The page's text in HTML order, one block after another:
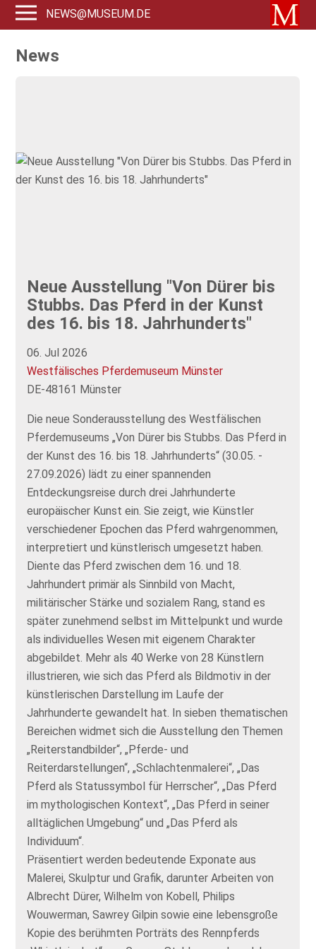
NEWS@MUSEUM.DE
News
Neue Ausstellung "Von Dürer bis
Stubbs. Das Pferd in der Kunst
des 16. bis 18. Jahrhunderts"
06. Jul 2026
Westfälisches Pferdemuseum Münster
DE-48161 Münster
Die neue Sonderausstellung des Westfälischen
Pferdemuseums „Von Dürer bis Stubbs. Das Pferd in
der Kunst des 16. bis 18. Jahrhunderts“ (30.05. -
27.09.2026) lädt zu einer spannenden
Entdeckungsreise durch drei Jahrhunderte
europäischer Kunst ein. Sie zeigt, wie Künstler
verschiedener Epochen das Pferd wahrgenommen,
interpretiert und künstlerisch umgesetzt haben.
Diente das Pferd zwischen dem 16. und 18.
Jahrhundert primär als Sinnbild von Macht,
militärischer Stärke und sozialem Rang, stand es
später zunehmend selbst im Mittelpunkt und wurde
als individuelles Wesen mit eigenem Charakter
abgebildet. Mehr als 40 Werke von 28 Künstlern
illustrieren, wie sich das Pferd als Bildmotiv in der
künstlerischen Darstellung im Laufe der
Jahrhunderte gewandelt hat. In sieben thematischen
Bereichen widmet sich die Ausstellung den Themen
„Reiterstandbilder“, „Pferde- und
Reiterdarstellungen“, „Schlachtenmalerei“, „Das
Pferd als Statussymbol für Herrscher“, „Das Pferd
im mythologischen Kontext“, „Das Pferd in seiner
alltäglichen Umgebung“ und „Das Pferd als
Individuum“.
Präsentiert werden bedeutende Exponate aus
Malerei, Skulptur und Grafik, darunter Arbeiten von
Albrecht Dürer, Wilhelm von Kobell, Philips
Wouwerman, Sawrey Gilpin sowie eine lebensgroße
Kopie des berühmten Porträts des Rennpferds